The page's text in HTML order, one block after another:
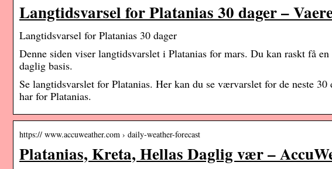
Langtidsvarsel for Platanias 30 dager –
Langtidsvarsel for Platanias 30 dager
Denne siden viser langtidsvarslet i Platanias for mars. Du kan raskt få
daglig basis.
Se langtidsvarslet for Platanias. Her kan du se værvarslet for de neste
har for Platanias.
https:// www.accuweather.com › daily-weather-forecast
Platanias, Kreta, Hellas Daglig vær –